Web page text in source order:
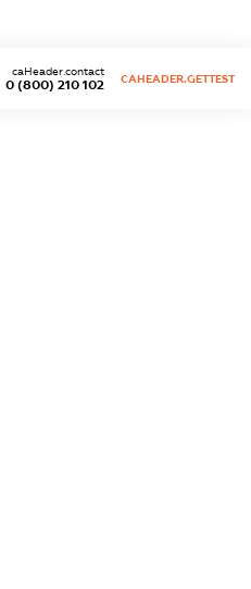
0 (800) 210 102
caHeader.contact
CAHEADER.GETTEST